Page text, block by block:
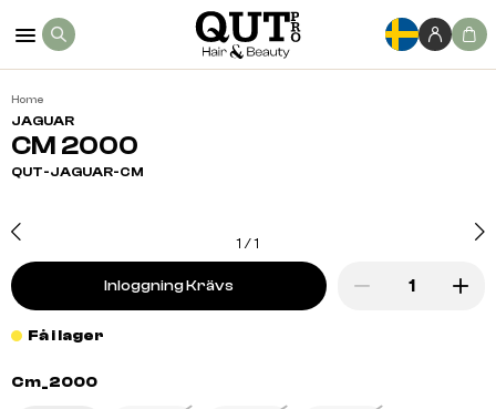
Home
JAGUAR
CM 2000
QUT-JAGUAR-CM
1 /1
Inloggning Krävs
Få i lager
Cm_2000